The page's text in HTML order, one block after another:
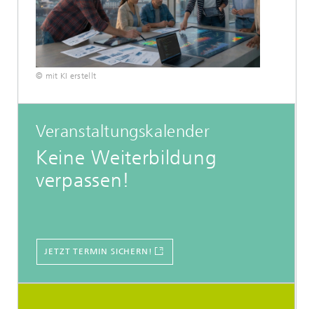
© mit KI erstellt
Veranstaltungskalender
Keine Weiterbildung
verpassen!
JETZT TERMIN SICHERN!